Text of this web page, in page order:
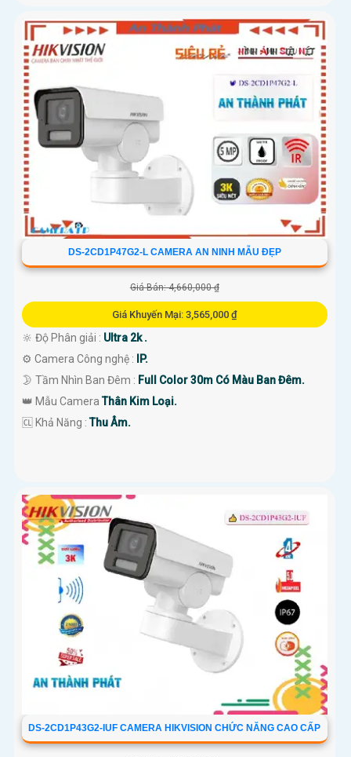
DS-2CD1P47G2-L CAMERA AN NINH MẪU ĐẸP
Giá Bán: 4,660,000 ₫
Giá Khuyến Mại: 3,565,000 ₫
🔆 Độ Phân giải : Ultra 2k .
⚙ Camera Công nghệ :
IP.
🌛 Tầm Nhìn Ban Đêm : Full Color 30m Có Màu Ban Đêm.
👑 Mẫu CameraThân Kim Loại.
️🆑 Khả Năng :Thu Âm.
DS-2CD1P43G2-IUF CAMERA HIKVISION CHỨC NĂNG CAO CẤP